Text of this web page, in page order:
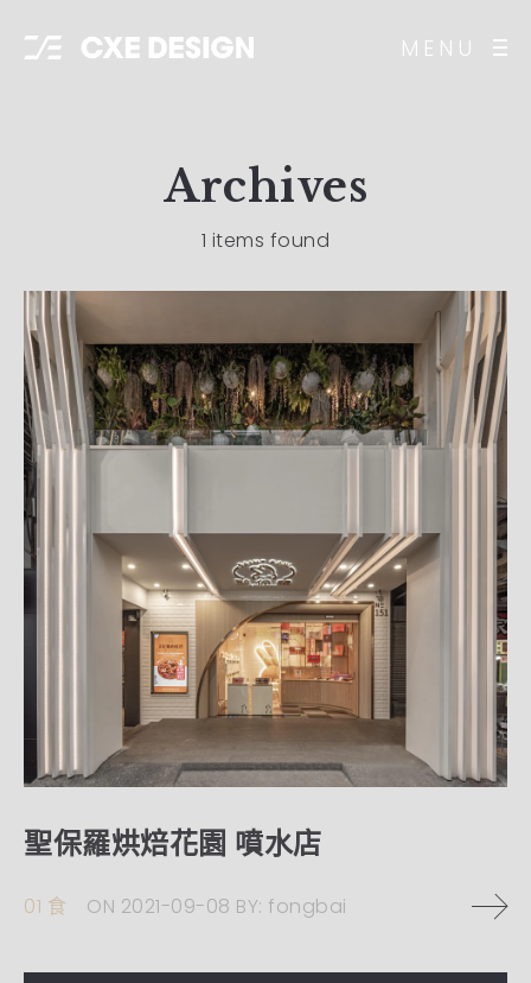
MENU
Archives
1 items found
聖保羅烘焙花園 噴水店
01 食 ON 2021-09-08 BY: fongbai